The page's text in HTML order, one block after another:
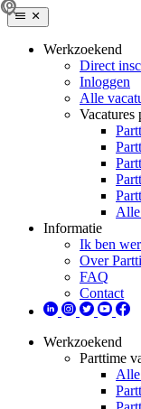
Werkzoekend
Direct
Inloggen
Alle
Vacatures
Alle
Informatie
Ik ben
Over
FAQ
Contact
Werkzoekend
Parttime
Alle